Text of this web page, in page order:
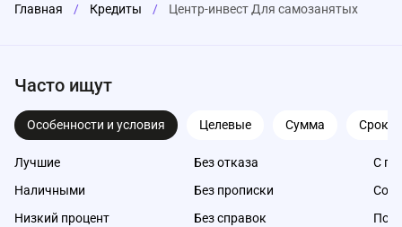
Главная / Кредиты / Центр-инвест Для самозанятых
Часто ищут
Особенности и условия Целевые Сумма Срок
Лучшие
Наличными
Низкий процент
Без отказа
Без прописки
Без справок
С
Со
Под